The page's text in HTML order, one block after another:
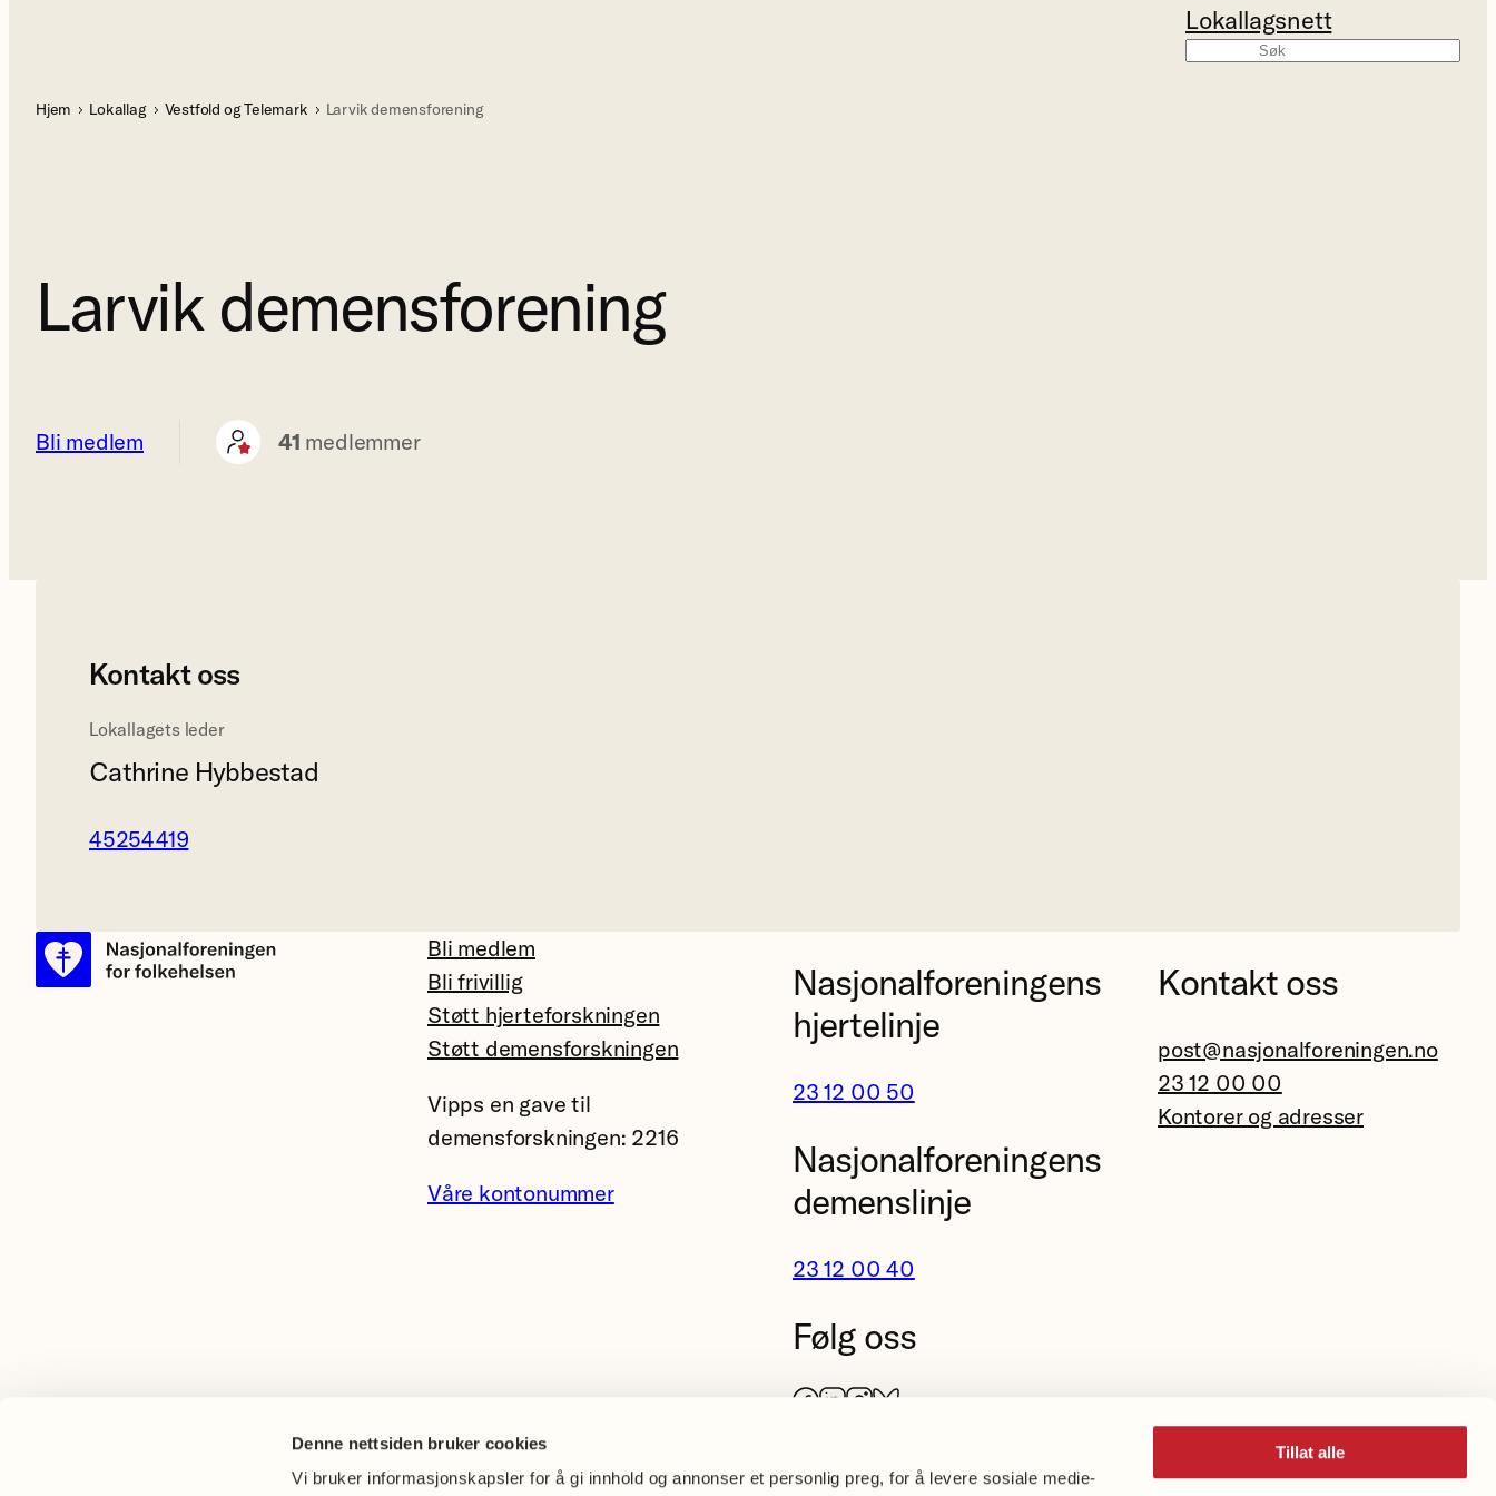
Denne nettsiden bruker cookies
Vi bruker informasjonskapsler for å gi innhold og annonser et personlig preg, for å levere sosiale medie-
Tillat alle
Lokallagsnett
Hjem Lokallag Vestfold og Telemark Larvik demensforening
Larvik demensforening
Bli medlem 41 medlemmer
Kontakt oss
Lokallagets leder
Cathrine Hybbestad
45254419
Bli medlem
Bli frivillig
Støtt hjerteforskningen
Støtt demensforskningen
Vipps en gave til
demensforskningen: 2216
Våre kontonummer
Nasjonalforeningens
hjertelinje
23 12 00 50
Nasjonalforeningens
demenslinje
23 12 00 40
Følg oss
Facebook
LinkedIn
Instagram
Bluesky
Kontakt oss
post@nasjonalforeningen.no
23 12 00 00
Kontorer og adresser